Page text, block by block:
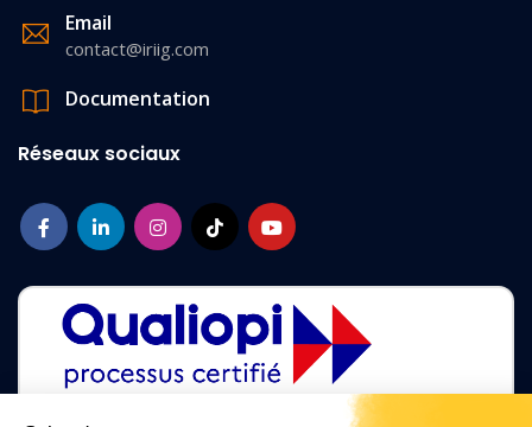
Email
contact@iriig.com
Documentation
Réseaux sociaux